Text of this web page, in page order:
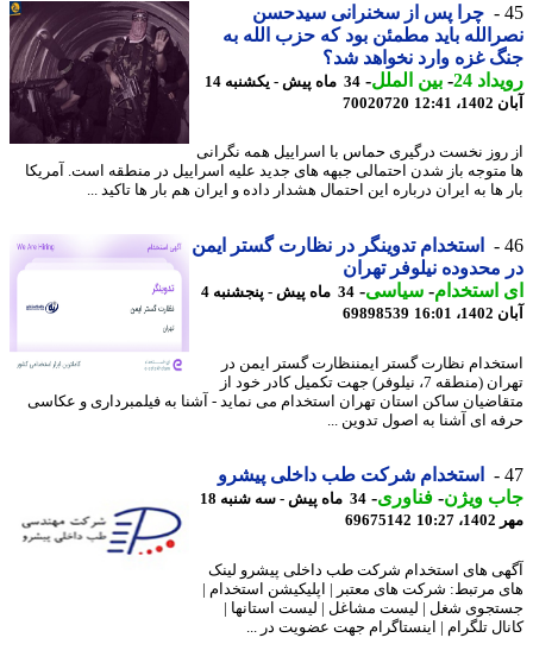
چرا پس از سخنرانی سیدحسن
باید مطمئن بود که حزب الله به
غزه وارد نخواهد شد؟
24
-بین الملل-
34 ماه پیش - یکشنبه 14
70020720
نخست درگیری حماس با اسراییل همه نگرانی
باز شدن احتمالی جبهه های جدید علیه اسراییل در منطقه است. آمریکا
ها به ایران درباره این احتمال هشدار داده و ایران هم بار ها تاکید ...
استخدام تدوینگر در نظارت گستر ایمن
نیلوفر تهران
استخدام- سیاسی-
34 ماه پیش - پنجشنبه 4
69898539
نظارت گستر ایمننظارت گستر ایمن در
تهران (منطقه 7، نیلوفر) جهت تکمیل کادر خود از
ساکن استان تهران استخدام می نماید - آشنا به فیلمبرداری و عکاسی
ای آشنا به اصول تدوین ...
استخدام شرکت طب داخلی پیشرو
ویژن-فناوری-
34 ماه پیش - سه شنبه 18
69675142
های استخدام شرکت طب داخلی پیشرو لینک
مرتبط: شرکت های معتبر | اپلیکیشن استخدام |
شغل | لیست مشاغل | لیست استانها |
تلگرام | اینستاگرام جهت عضویت در ...